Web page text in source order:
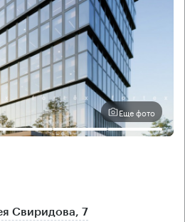
Еще фото
Свиридова, 7